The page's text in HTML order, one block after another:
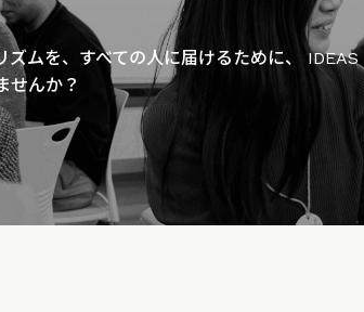
ムを、すべての人に届けるために、 IDEAS
せんか？